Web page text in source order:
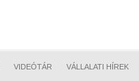
VIDEÓTÁR VÁLLALATI HÍREK